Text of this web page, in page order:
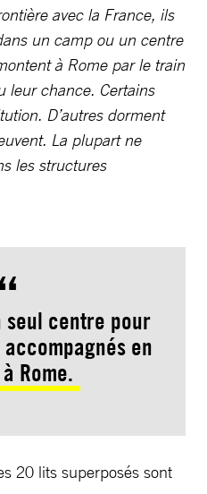
avec la France, ils
un camp ou un centre
à Rome par le train
leur chance. Certains
D’autres dorment
La plupart ne
les structures
seul centre pour
en
Rome.
20 lits superposés sont